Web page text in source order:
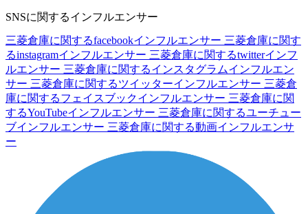
SNSに関するインフルエンサー
三菱倉庫に関するfacebookインフルエンサー 三菱倉庫に関す
るinstagramインフルエンサー 三菱倉庫に関するtwitterインフ
ルエンサー 三菱倉庫に関するインスタグラムインフルエン
サー 三菱倉庫に関するツイッターインフルエンサー 三菱倉
庫に関するフェイスブックインフルエンサー 三菱倉庫に関
するYouTubeインフルエンサー 三菱倉庫に関するユーチュー
ブインフルエンサー 三菱倉庫に関する動画インフルエンサ
ー